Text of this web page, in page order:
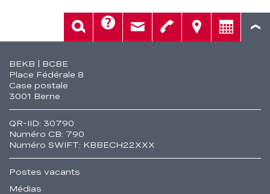
Fusszeile
BEKB | BCBE
Place Fédérale 8
Case postale
3001 Berne
QR-IID: 30790
Numéro CB: 790
Numéro SWIFT: KBBECH22XXX
Postes vacants
Médias